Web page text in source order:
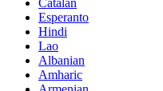
Esperanto
Hindi
Lao
Albanian
Amharic